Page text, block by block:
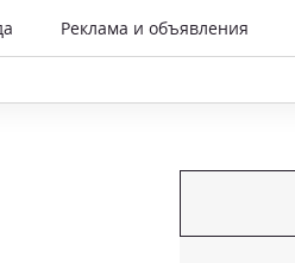
Реклама и объявления